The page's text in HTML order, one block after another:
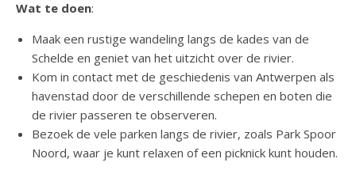
Wat te doen:
Maak een rustige wandeling langs de kades van de
Schelde en geniet van het uitzicht over de rivier.
Kom in contact met de geschiedenis van Antwerpen als
havenstad door de verschillende schepen en boten die
de rivier passeren te observeren.
Bezoek de vele parken langs de rivier, zoals Park Spoor
Noord, waar je kunt relaxen of een picknick kunt houden.